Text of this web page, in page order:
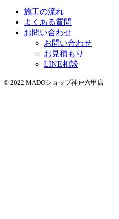
施工の流れ
よくある質問
お問い合わせ
お問い合わせ
お見積もり
LINE相談
© 2022 MADOショップ神戸六甲店